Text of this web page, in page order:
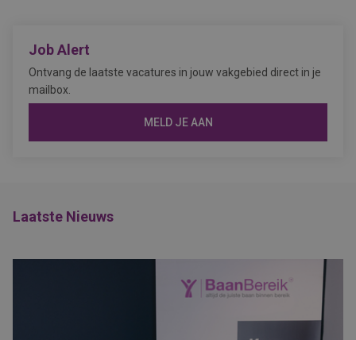
Job Alert
Ontvang de laatste vacatures in jouw vakgebied direct in je
mailbox.
MELD JE AAN
Laatste Nieuws